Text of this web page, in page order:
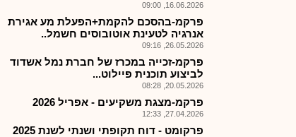
16.06.2026, 09:00
פרקמ-בהסכם להקמת+הפעלת מע אגירת
אנרגיה לטעינת אוטובוסים חשמל..
26.05.2026, 09:16
פרקמ-זכייה במכרז של חברת נמל אשדוד
לביצוע תוכנית פיילוט...
20.05.2026, 08:28
פרקמ-מצגת משקיעים - אפריל 2026
27.04.2026, 12:33
פרקומט - דוח תקופתי ושנתי לשנת 2025